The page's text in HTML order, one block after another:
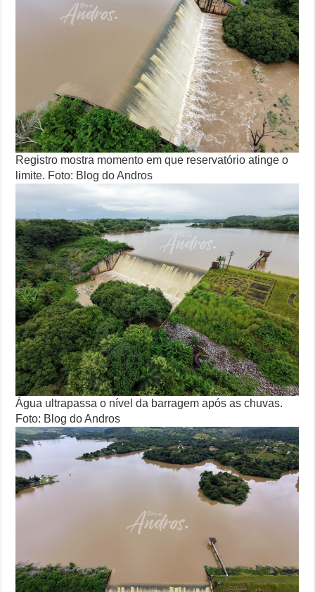
Registro mostra momento em que reservatório atinge o
limite. Foto: Blog do Andros
Água ultrapassa o nível da barragem após as chuvas.
Foto: Blog do Andros